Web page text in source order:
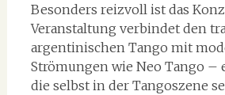
Besonders reizvoll ist das
Veranstaltung verbindet den
argentinischen Tango mit
Strömungen wie Neo Tango –
die selbst in der Tangoszene